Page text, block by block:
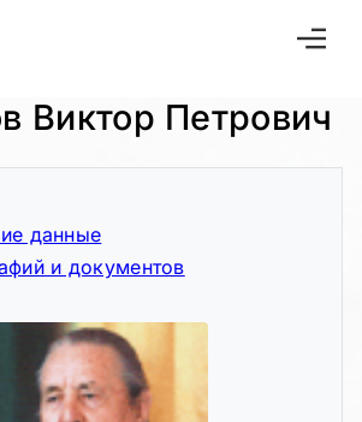
Виктор Петрович
данные
и документов